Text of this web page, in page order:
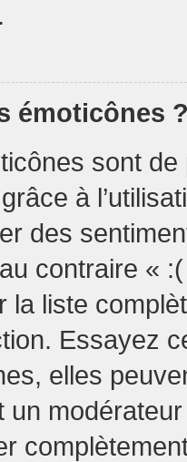
émoticônes
sont
à
des
contraire «
la liste
Essayez
elles
un